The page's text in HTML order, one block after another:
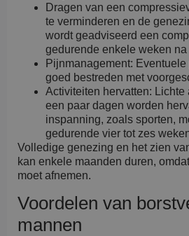
Dragen van een
te verminderen en de
wordt geadviseerd een
gedurende enkele weken na
Pijnmanagement: Eventuele
goed bestreden met
Activiteiten hervatten:
een paar dagen worden
inspanning, zoals sporten,
gedurende vier tot zes
Volledige genezing en het zien
kan enkele maanden duren,
moet afnemen.
Voordelen van
mannen